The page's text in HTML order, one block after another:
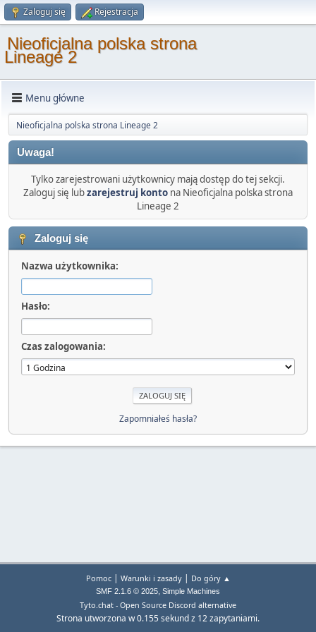
Zaloguj się Rejestracja
Nieoficjalna polska strona
Lineage 2
Menu główne
Nieoficjalna polska strona Lineage 2
Uwaga!
Tylko zarejestrowani użytkownicy mają dostęp do tej sekcji.
Zaloguj się lubzarejestruj konto na Nieoficjalna polska strona
Lineage 2
Zaloguj się
Nazwa użytkownika:
Hasło:
Czas zalogowania:
Zapomniałeś hasła?
Pomoc| Warunki i zasady| Do góry ▲
SMF 2.1.6 © 2025, Simple Machines
Tyto.chat - Open Source Discord alternative
Strona utworzona w 0.155 sekund z 12 zapytaniami.